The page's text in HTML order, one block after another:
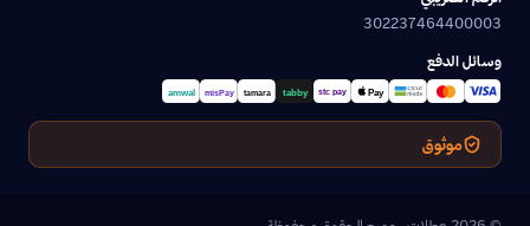
302237464400003
وسائل الدفع
موثوق